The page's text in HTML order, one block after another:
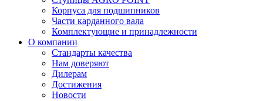
Корпуса для подшипников
Части карданного вала
Комплектующие и принадлежности
О компании
Стандарты качества
Нам доверяют
Дилерам
Достижения
Новости